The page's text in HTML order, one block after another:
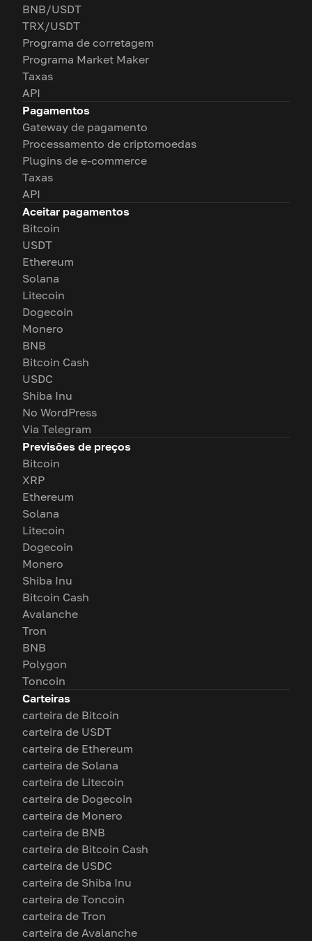
BNB/USDT
TRX/USDT
Programa de corretagem
Programa Market Maker
Taxas
API
Pagamentos
Gateway de pagamento
Processamento de criptomoedas
Plugins de e-commerce
Taxas
API
Aceitar pagamentos
Bitcoin
USDT
Ethereum
Solana
Litecoin
Dogecoin
Monero
BNB
Bitcoin Cash
USDC
Shiba Inu
No WordPress
Via Telegram
Previsões de preços
Bitcoin
XRP
Ethereum
Solana
Litecoin
Dogecoin
Monero
Shiba Inu
Bitcoin Cash
Avalanche
Tron
BNB
Polygon
Toncoin
Carteiras
carteira de Bitcoin
carteira de USDT
carteira de Ethereum
carteira de Solana
carteira de Litecoin
carteira de Dogecoin
carteira de Monero
carteira de BNB
carteira de Bitcoin Cash
carteira de USDC
carteira de Shiba Inu
carteira de Toncoin
carteira de Tron
carteira de Avalanche